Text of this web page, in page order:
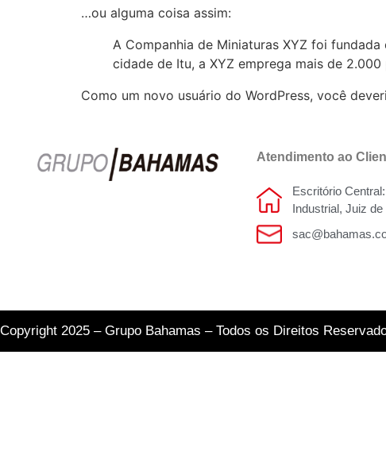
…ou alguma coisa assim:
A Companhia de Miniaturas XYZ foi
cidade de Itu, a XYZ emprega mais de
Como um novo usuário do WordPress, você
Atendimento ao
Escritório
Industrial, Juiz
Copyright 2025 – Grupo Bahamas – Todos os Direitos